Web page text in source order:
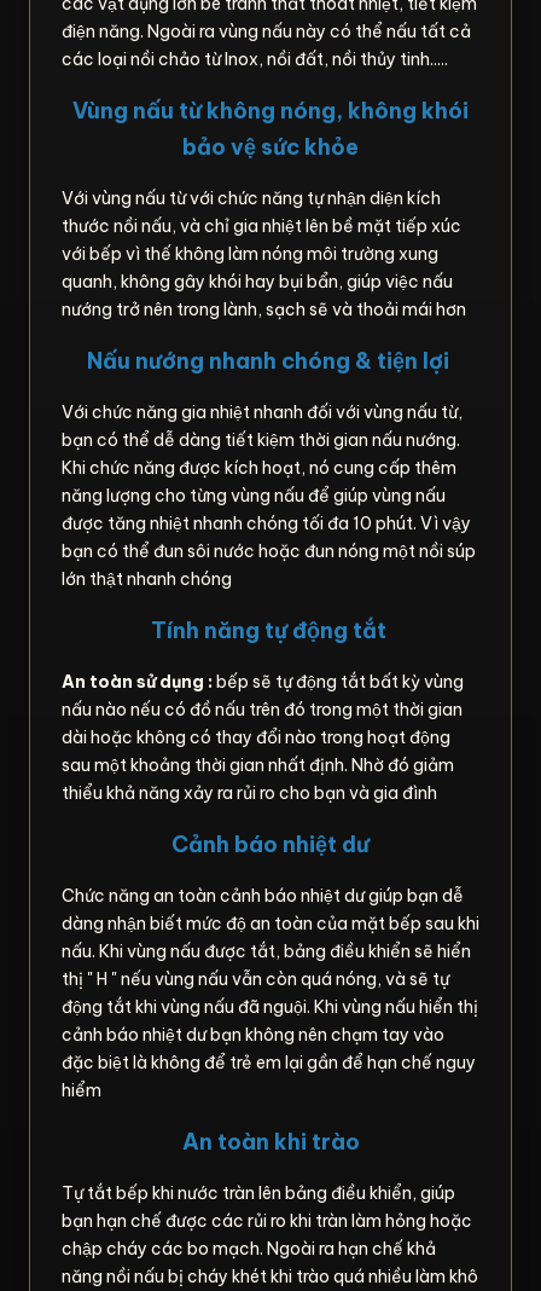
điện năng. Ngoài ra vùng nấu này có thể nấu tất cả
các loại nồi chảo từ Inox, nồi đất, nồi thủy tinh.....
Vùng nấu từ không nóng, không khói
bảo vệ sức khỏe
Với vùng nấu từ với chức năng tự nhận diện kích
thước nồi nấu, và chỉ gia nhiệt lên bề mặt tiếp xúc
với bếp vì thế không làm nóng môi trường xung
quanh, không gây khói hay bụi bẩn, giúp việc nấu
nướng trở nên trong lành, sạch sẽ và thoải mái hơn
Nấu nướng nhanh chóng & tiện lợi
Với chức năng gia nhiệt nhanh đối với vùng nấu từ,
bạn có thể dễ dàng tiết kiệm thời gian nấu nướng.
Khi chức năng được kích hoạt, nó cung cấp thêm
năng lượng cho từng vùng nấu để giúp vùng nấu
được tăng nhiệt nhanh chóng tối đa 10 phút. Vì vậy
bạn có thể đun sôi nước hoặc đun nóng một nồi súp
lớn thật nhanh chóng
Tính năng tự động tắt
An toàn sử dụng :bếp sẽ tự động tắt bất kỳ vùng
nấu nào nếu có đồ nấu trên đó trong một thời gian
dài hoặc không có thay đổi nào trong hoạt động
sau một khoảng thời gian nhất định. Nhờ đó giảm
thiểu khả năng xảy ra rủi ro cho bạn và gia đình
Cảnh báo nhiệt dư
Chức năng an toàn cảnh báo nhiệt dư giúp bạn dễ
dàng nhận biết mức độ an toàn của mặt bếp sau khi
nấu. Khi vùng nấu được tắt, bảng điều khiển sẽ hiển
thị " H " nếu vùng nấu vẫn còn quá nóng, và sẽ tự
động tắt khi vùng nấu đã nguội. Khi vùng nấu hiển thị
cảnh báo nhiệt dư bạn không nên chạm tay vào
đặc biệt là không để trẻ em lại gần để hạn chế nguy
hiểm
An toàn khi trào
Tự tắt bếp khi nước tràn lên bảng điều khiển, giúp
bạn hạn chế được các rủi ro khi tràn làm hỏng hoặc
chập cháy các bo mạch. Ngoài ra hạn chế khả
năng nồi nấu bị cháy khét khi trào quá nhiều làm khô